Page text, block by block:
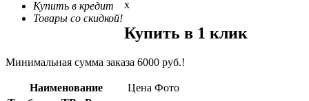
Купить в кредит
Товары со скидкой!
x
Купить в 1 клик
Минимальная сумма заказа 6000 руб.!
Наименование Цена Фото